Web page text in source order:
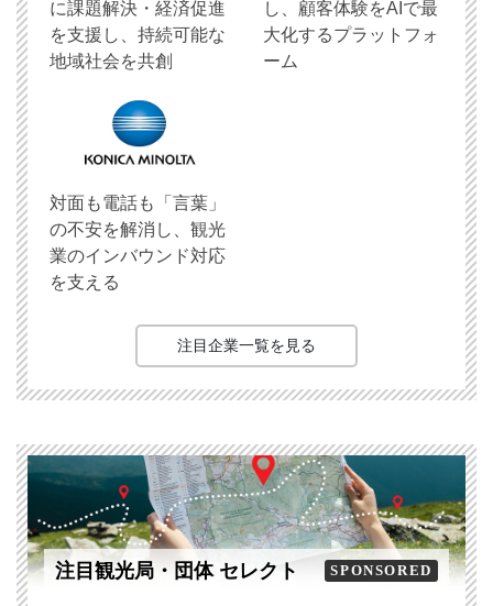
に課題解決・経済促進
を支援し、持続可能な
地域社会を共創
し、顧客体験をAIで最
大化するプラットフォ
ーム
対面も電話も「言葉」
の不安を解消し、観光
業のインバウンド対応
を支える
注目企業一覧を見る
注目観光局・団体 セレクト SPONSORED